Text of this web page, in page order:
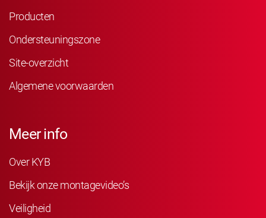
Producten
Ondersteuningszone
Site-overzicht
Algemene voorwaarden
Meer info
Over KYB
Bekijk onze montagevideo’s
Veiligheid